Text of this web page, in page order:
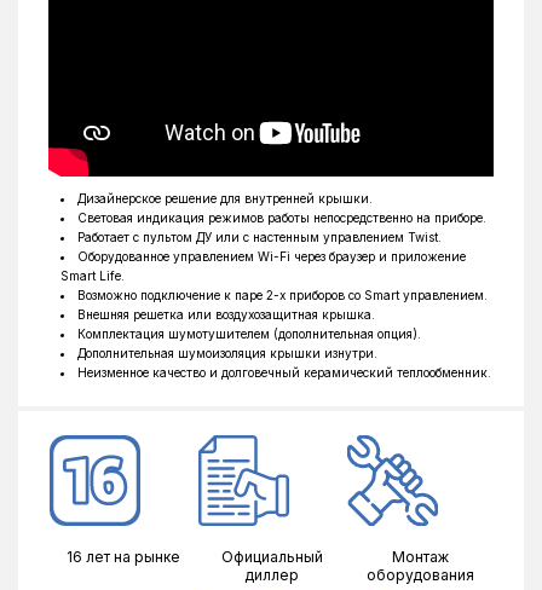
Дизайнерское решение для внутренней крышки.
Световая индикация режимов работы непосредственно на приборе.
Работает с пультом ДУ или с настенным управлением Twist.
Оборудованное управлением Wi-Fi через браузер и приложение
Smart Life.
Возможно подключение к паре 2-х приборов со Smart управлением.
Внешняя решетка или воздухозащитная крышка.
Комплектация шумотушителем (дополнительная опция).
Дополнительная шумоизоляция крышки изнутри.
Неизменное качество и долговечный керамический теплообменник.
16 лет на рынке
Официальный
диллер
Монтаж
оборудования